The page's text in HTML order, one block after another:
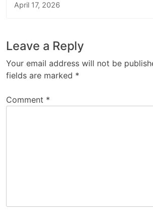
April 17, 2026
Leave a Reply
Your email address will not be
fields are marked *
Comment *